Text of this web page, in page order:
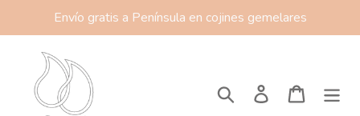
directamente
contenido
Envío gratis a Península en cojines gemelares
Buscar IngresarCarrito